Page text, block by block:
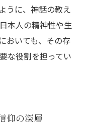
うに、神話の教え
本人の精神性や生
おいても、その存
な役割を担ってい
仰の深層